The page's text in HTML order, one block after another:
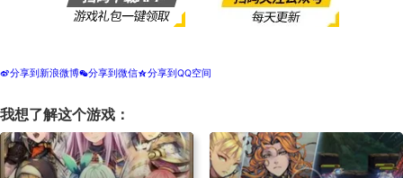
t分享到新浪微博w分享到微信z分享到QQ空间
我想了解这个游戏：